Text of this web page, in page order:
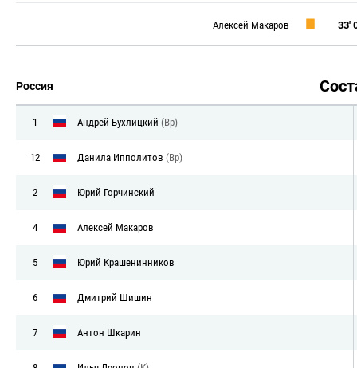
Алексей Макаров 33'
Россия
1 Андрей Бухлицкий (Вр)
12 Данила Ипполитов (Вр)
2 Юрий Горчинский
4 Алексей Макаров
5 Юрий Крашенинников
6 Дмитрий Шишин
7 Антон Шкарин